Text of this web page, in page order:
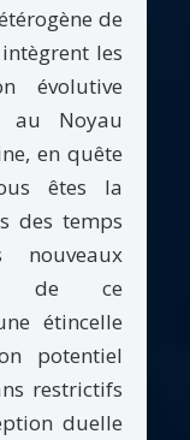
de
les
évolutive
au Noyau
en quête
êtes la
des temps
nouveaux
de ce
étincelle
potentiel
restrictifs
duelle